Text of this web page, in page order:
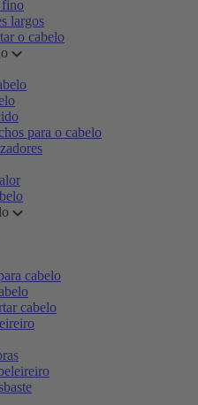
fino
largos
o cabelo
para o cabelo
cabelo
cabelo